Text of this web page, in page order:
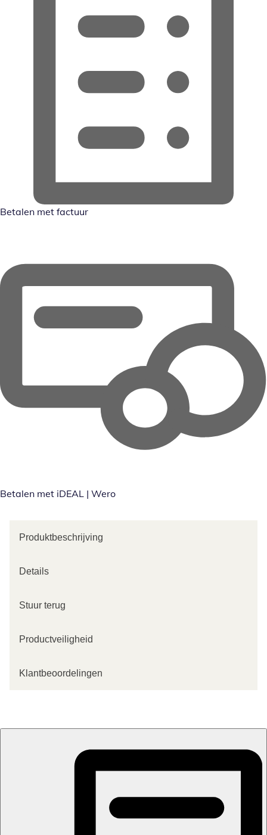
Betalen met factuur
Betalen met iDEAL | Wero
Produktbeschrijving
Details
Stuur terug
Productveiligheid
Klantbeoordelingen